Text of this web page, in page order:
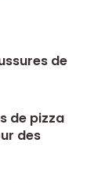
de
de pizza
des